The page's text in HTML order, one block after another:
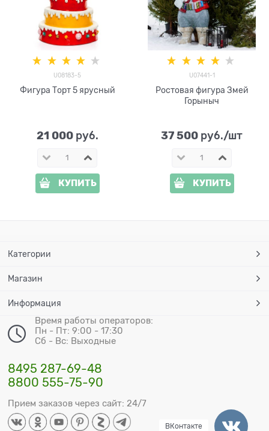
U08183-5
Фигура Торт 5 ярусный
21 000 руб.
КУПИТЬ
U07441-1
Ростовая фигура Змей
Горыныч
37 500 руб./шт
КУПИТЬ
Категории
Магазин
Информация
Время работы операторов:
Пн - Пт: 9:00 - 17:30
Сб - Вс: Выходные
8495 287-69-48
8800 555-75-90
Прием заказов через сайт: 24/7
ВКонтакте